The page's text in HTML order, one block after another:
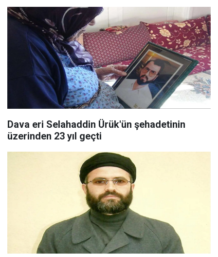
Dava eri Selahaddin Ürük'ün şehadetinin
üzerinden 23 yıl geçti